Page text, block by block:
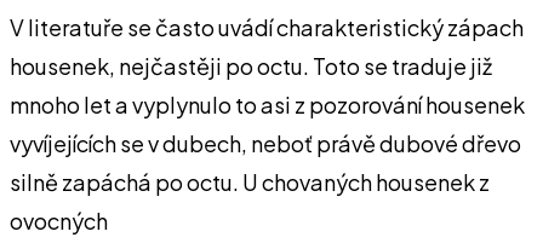
V literatuře se často uvádí charakteristický zápach
housenek, nejčastěji po octu. Toto se traduje již
mnoho let a vyplynulo to asi z pozorování housenek
vyvíjejících se v dubech, neboť právě dubové dřevo
silně zapáchá po octu. U chovaných housenek z
ovocných